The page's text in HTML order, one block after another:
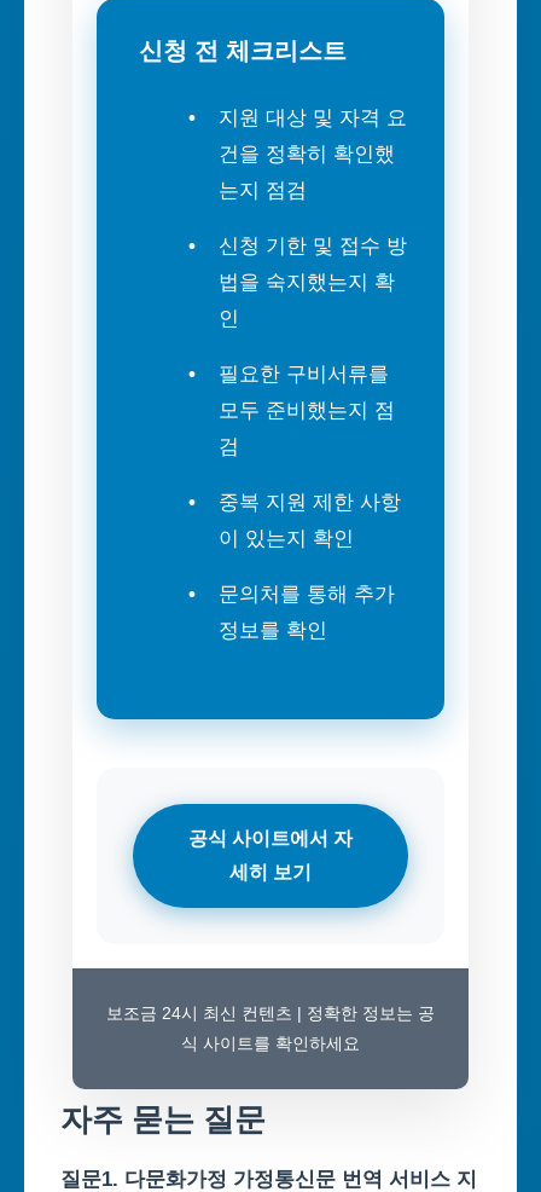
신청 전 체크리스트
지원 대상 및 자격 요
건을 정확히 확인했
는지 점검
신청 기한 및 접수 방
법을 숙지했는지 확
인
필요한 구비서류를
모두 준비했는지 점
검
중복 지원 제한 사항
이 있는지 확인
문의처를 통해 추가
정보를 확인
공식 사이트에서 자
세히 보기
보조금 24시 최신 컨텐츠 | 정확한 정보는 공
식 사이트를 확인하세요
자주 묻는 질문
질문1. 다문화가정 가정통신문 번역 서비스 지